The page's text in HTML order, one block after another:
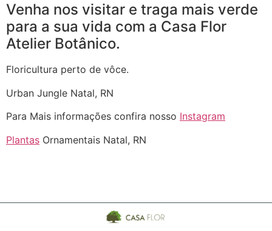
Venha nos visitar e traga mais verde
para a sua vida com a Casa Flor
Atelier Botânico.
Floricultura perto de vôce.
Urban Jungle Natal, RN
Para Mais informações confira nosso Instagram
Plantas Ornamentais Natal, RN